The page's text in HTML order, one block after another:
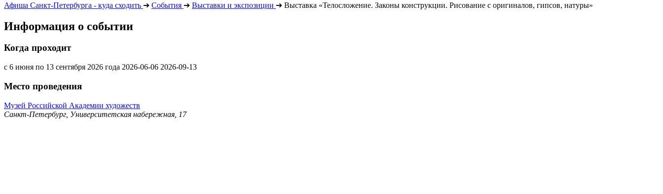
Афиша Санкт-Петербурга - куда сходить ➔ События ➔ Выставки и экспозиции ➔ Выставка «Телосложение. Законы конструкции. Рисование с оригиналов, гипсов, натуры»
Информация о событии
Когда проходит
с 6 июня по 13 сентября 2026 года 2026-06-06 2026-09-13
Место проведения
Музей Российской Академии художеств
Санкт-Петербург, Университетская набережная, 17